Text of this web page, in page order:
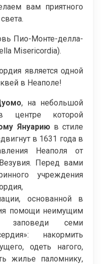
вам приятного
Пио-Монте-делла-
Misericordia).
является одной
в Неаполе!
, на небольшой
центре которой
Януариюв стиле
в 1631 года в
Неаполя от
Перед вами
учреждения
основанной в
помощи неимущим
заповеди семи
накормить
одеть нагого,
жилье паломнику,